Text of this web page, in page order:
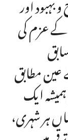
عزم کی
مطابق
ایک
ہر شہری،